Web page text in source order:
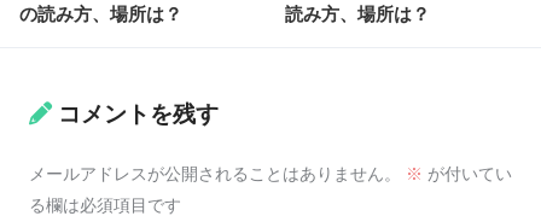
の読み方、場所は？
読み方、場所は？
コメントを残す
メールアドレスが公開されることはありません。 ※ が付いてい
る欄は必須項目です